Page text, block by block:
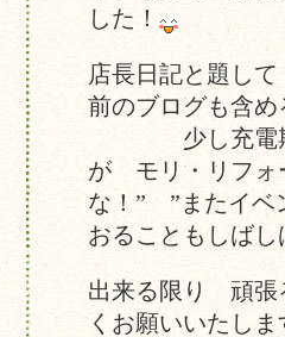
した！
店長日記と題し
前のブログも含
少し充電期間
が モリ・リフォ
な！” ”またイベ
おることもしば
出来る限り 頑張
くお願いいたしま